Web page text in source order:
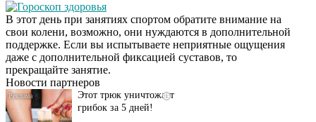
Гороскоп здоровья
В этот день при занятиях спортом обратите внимание на
свои колени, возможно, они нуждаются в дополнительной
поддержке. Если вы испытываете неприятные ощущения
даже с дополнительной фиксацией суставов, то
прекращайте занятие.
Новости партнеров
i
Даже самый
запущенный грибок
исчезнет с корнем,
если перед сном…
i
Этот трюк уничтожает
грибок за 5 дней!